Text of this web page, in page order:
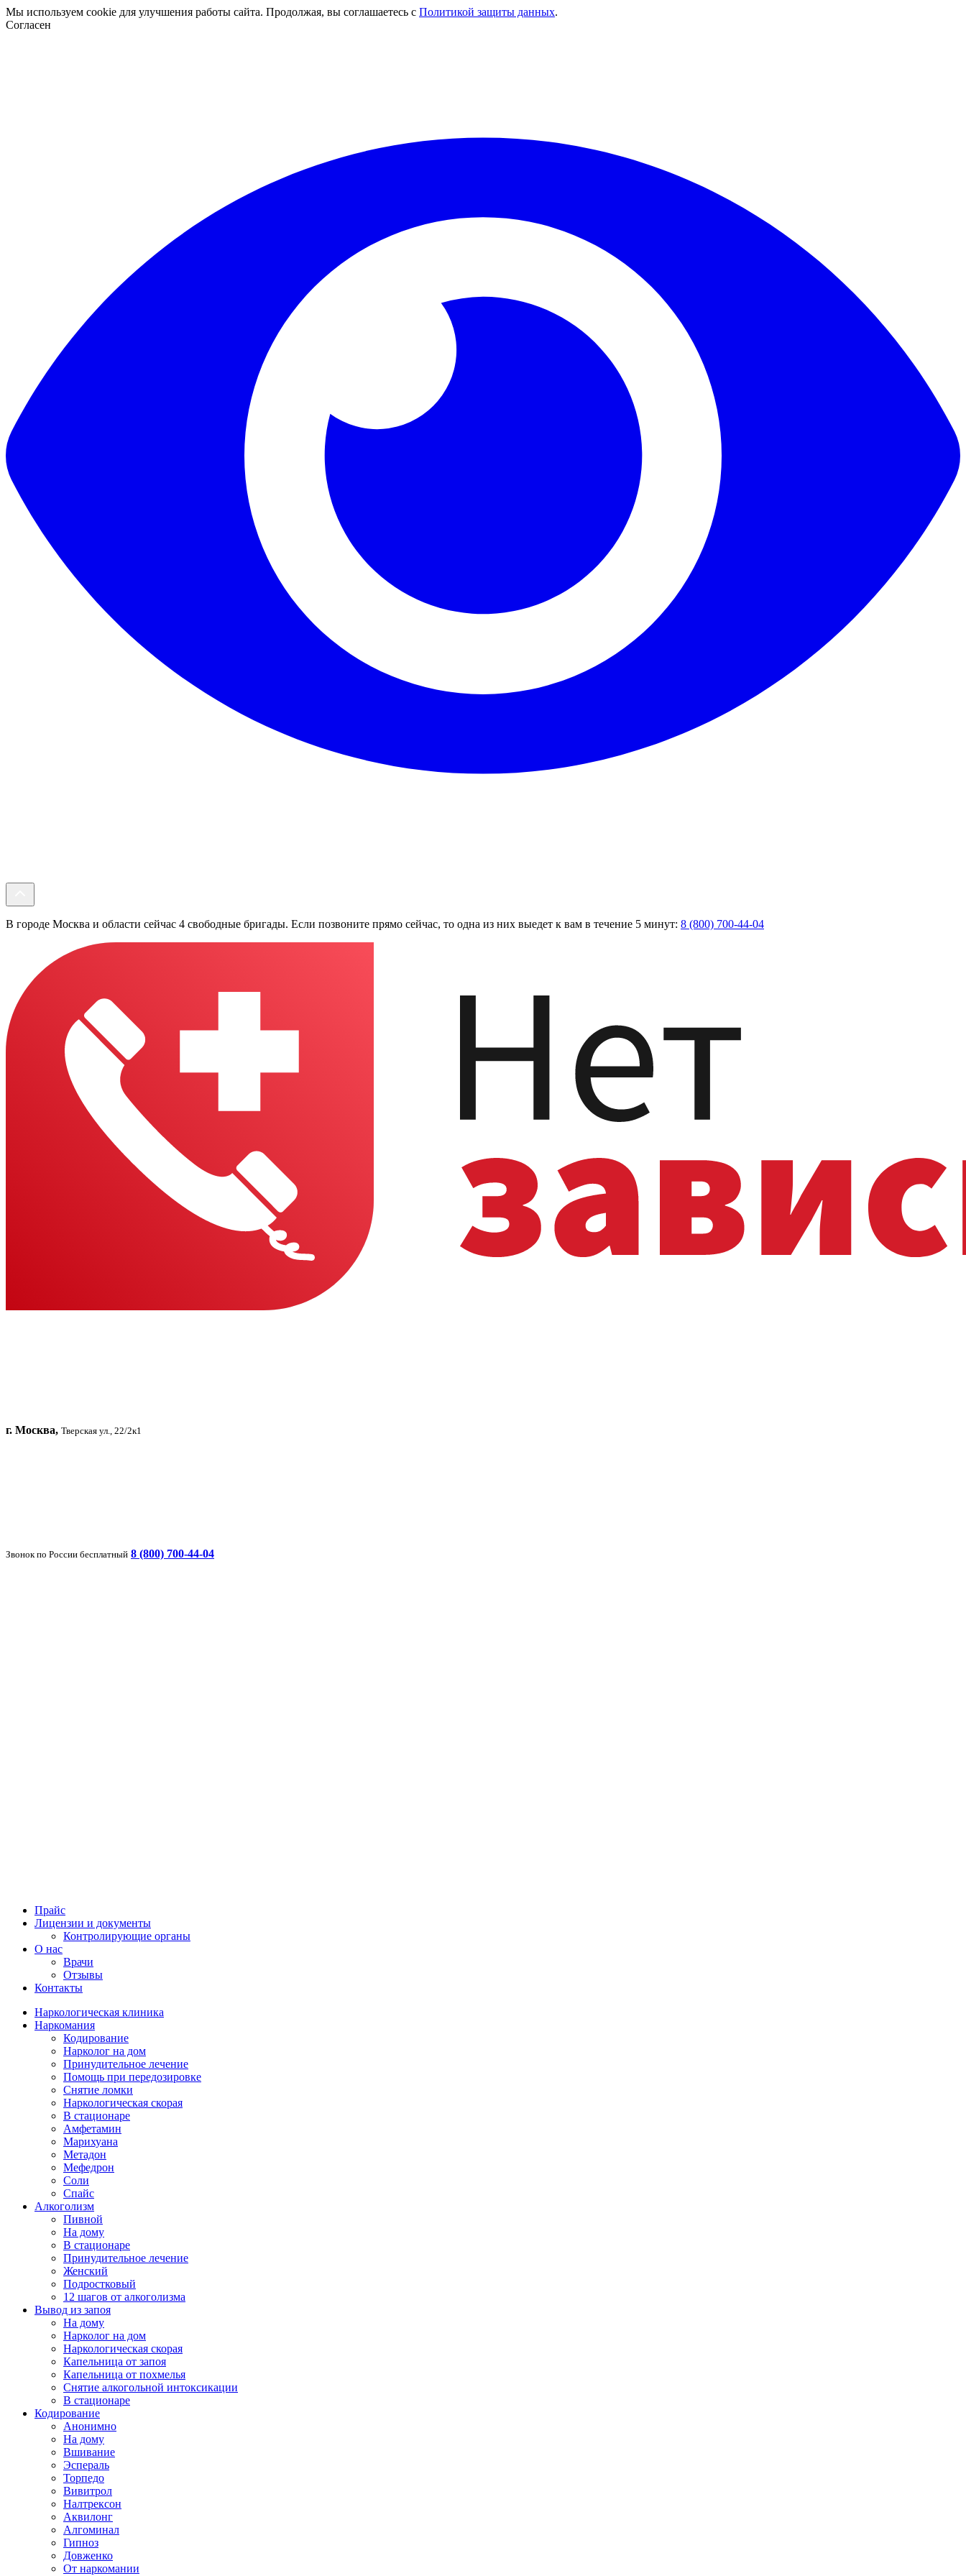
Мы используем cookie для улучшения работы сайта. Продолжая, вы соглашаетесь с Политикой защиты данных.
Согласен
В городе Москва и области сейчас 4 свободные бригады. Если позвоните прямо сейчас, то одна из них выедет к вам в течение 5 минут: 8 (800) 700-44-04
г. Москва, Тверская ул., 22/2к1
Звонок по России бесплатный 8 (800) 700-44-04
Прайс
Лицензии и документы
Контролирующие органы
О нас
Врачи
Отзывы
Контакты
Наркологическая клиника
Наркомания
Кодирование
Нарколог на дом
Принудительное лечение
Помощь при передозировке
Снятие ломки
Наркологическая скорая
В стационаре
Амфетамин
Марихуана
Метадон
Мефедрон
Соли
Спайс
Алкоголизм
Пивной
На дому
В стационаре
Принудительное лечение
Женский
Подростковый
12 шагов от алкоголизма
Вывод из запоя
На дому
Нарколог на дом
Наркологическая скорая
Капельница от запоя
Капельница от похмелья
Снятие алкогольной интоксикации
В стационаре
Кодирование
Анонимно
На дому
Вшивание
Эспераль
Торпедо
Вивитрол
Налтрексон
Аквилонг
Алгоминал
Гипноз
Довженко
От наркомании